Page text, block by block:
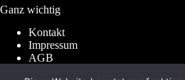
Ganz wichtig
Kontakt
Impressum
AGB